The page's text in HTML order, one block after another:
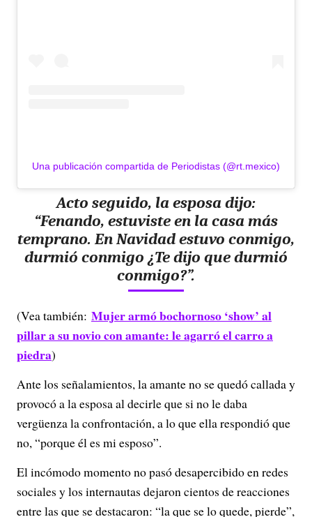
Una publicación compartida de Periodistas (@rt.mexico)
Acto seguido, la esposa dijo:
“Fenando, estuviste en la casa más
temprano. En Navidad estuvo conmigo,
durmió conmigo ¿Te dijo que durmió
conmigo?”.
(Vea también: Mujer armó bochornoso ‘show’ al
pillar a su novio con amante: le agarró el carro a
piedra)
Ante los señalamientos, la amante no se quedó callada y
provocó a la esposa al decirle que si no le daba
vergüenza la confrontación, a lo que ella respondió que
no, “porque él es mi esposo”.
El incómodo momento no pasó desapercibido en redes
sociales y los internautas dejaron cientos de reacciones
entre las que se destacaron: “la que se lo quede, pierde”,